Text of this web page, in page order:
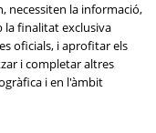
necessiten la informació,
la finalitat exclusiva
oficials, i aprofitar els
i completar altres
i en l'àmbit